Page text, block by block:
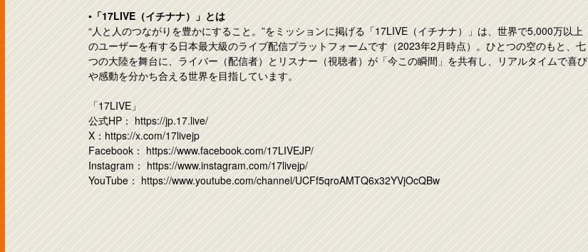
▪️「17LIVE（イチナナ）」とは
“人と人のつながりを豊かにすること。”をミッションに掲げる「17LIVE（イチナナ）」は、世界で5,000万以上
のユーザーを有する日本最大級のライブ配信プラットフォームです（2023年2月時点）。ひとつの空のもと、七
つの大陸を舞台に、ライバー（配信者）とリスナー（視聴者）が「今この瞬間」を共有し、リアルタイムで喜び
や感動を分かち合える世界を目指しています。
「17LIVE」
公式HP：https://jp.17.live/
X：https://x.com/17livejp
Facebook：https://www.facebook.com/17LIVEJP/
Instagram：https://www.instagram.com/17livejp/
YouTube：https://www.youtube.com/channel/UCFf5qroAMTQ6x32YVjOcQBw